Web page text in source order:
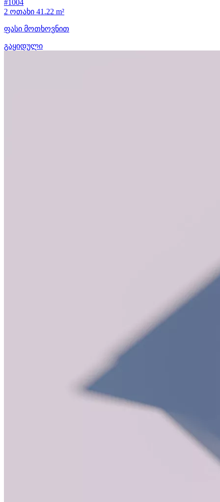
#1004
2 ოთახი 41.22 m²
ფასი მოთხოვნით
გაყიდული